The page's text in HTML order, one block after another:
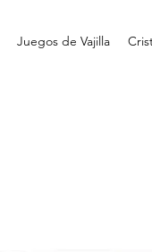
Juegos de Vajilla